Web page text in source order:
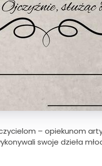
– opiekunom
swoje dzieła